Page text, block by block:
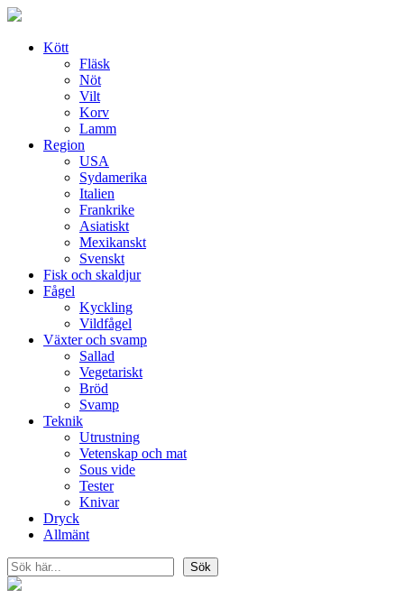
Skip
contentKött
Fläsk
Nöt
Vilt
Korv
Lamm
Region
USA
Sydamerika
Italien
Frankrike
Asiatiskt
Mexikanskt
Svenskt
Fisk och skaldjur
Fågel
Kyckling
Vildfågel
Växter och svamp
Sallad
Vegetariskt
Bröd
Svamp
Teknik
Utrustning
Vetenskap och mat
Sous vide
Tester
Knivar
Dryck
Allmänt
Sök
Sök